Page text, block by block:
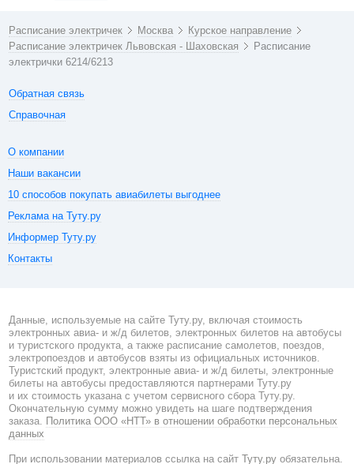
Расписание электричек Москва
Курское направление
Расписание электричек Львовская - Шаховская
Расписание
электрички 6214/6213
Обратная связь
Справочная
О компании
Наши вакансии
10 способов покупать авиабилеты выгоднее
Реклама на Туту.ру
Информер Туту.ру
Контакты
Данные, используемые на сайте Туту.ру, включая стоимость
электронных авиа- и ж/д билетов, электронных билетов на автобусы
и туристского продукта, а также расписание самолетов, поездов,
электропоездов и автобусов взяты из официальных источников.
Туристский продукт, электронные авиа- и ж/д билеты, электронные
билеты на автобусы предоставляются партнерами Туту.ру
и их стоимость указана с учетом сервисного сбора Туту.ру.
Окончательную сумму можно увидеть на шаге подтверждения
заказа. Политика ООО «НТТ» в отношении обработки персональных
данных
При использовании материалов ссылка на сайт Туту.ру обязательна.